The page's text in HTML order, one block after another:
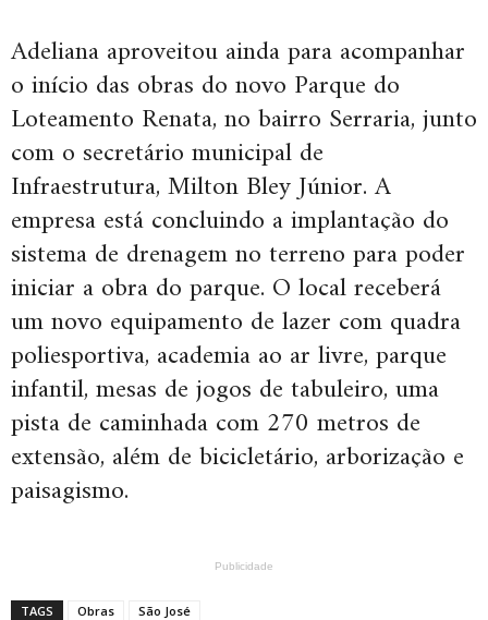
Adeliana aproveitou ainda para acompanhar
o início das obras do novo Parque do
Loteamento Renata, no bairro Serraria, junto
com o secretário municipal de
Infraestrutura, Milton Bley Júnior. A
empresa está concluindo a implantação do
sistema de drenagem no terreno para poder
iniciar a obra do parque. O local receberá
um novo equipamento de lazer com quadra
poliesportiva, academia ao ar livre, parque
infantil, mesas de jogos de tabuleiro, uma
pista de caminhada com 270 metros de
extensão, além de bicicletário, arborização e
paisagismo.
Publicidade
TAGS Obras São José